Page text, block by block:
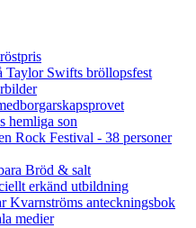
Taylor Swifts bröllopsfest
hemliga son
Rock Festival - 38 personer
Bröd & salt
erkänd utbildning
Kvarnströms anteckningsbok
medier